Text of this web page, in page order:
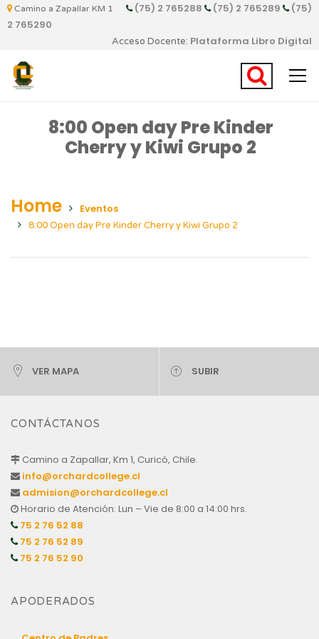
Camino a Zapallar KM 1 (75) 2 765288 (75) 2 765289
(75)
2 765290
Acceso Docente: Plataforma Libro Digital
8:00 Open day Pre Kinder
Cherry y Kiwi Grupo 2
Home Eventos
8:00 Open day Pre Kinder Cherry y Kiwi Grupo 2
VER MAPA SUBIR
CONTÁCTANOS
Camino a Zapallar, Km 1, Curicó, Chile.
info@orchardcollege.cl
admision@orchardcollege.cl
Horario de Atención: Lun – Vie de 8:00 a 14:00 hrs.
75 2 76 52 88
75 2 76 52 89
75 2 76 52 90
APODERADOS